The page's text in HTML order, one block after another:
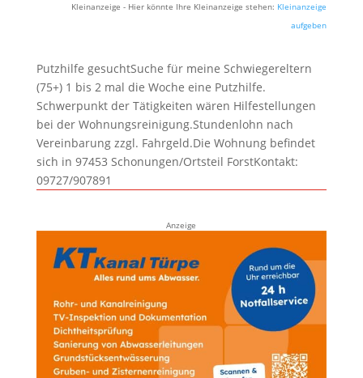
Kleinanzeige - Hier könnte Ihre Kleinanzeige stehen: Kleinanzeige
aufgeben
Putzhilfe gesuchtSuche für meine Schwiegereltern
(75+) 1 bis 2 mal die Woche eine Putzhilfe.
Schwerpunkt der Tätigkeiten wären Hilfestellungen
bei der Wohnungsreinigung.Stundenlohn nach
Vereinbarung zzgl. Fahrgeld.Die Wohnung befindet
sich in 97453 Schonungen/Ortsteil ForstKontakt:
09727/907891
Anzeige